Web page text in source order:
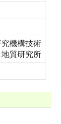
機構技術
質研究所